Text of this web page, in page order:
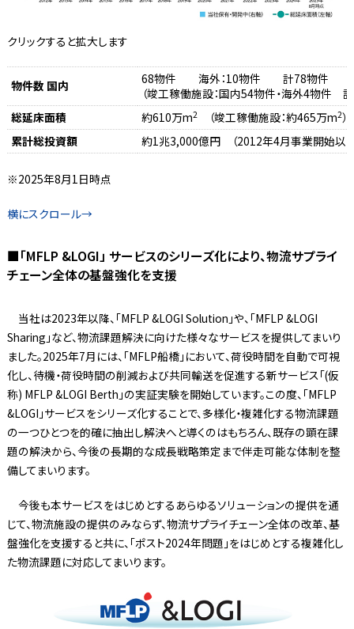
クリックすると拡大します
物件数 国内
68物件 海外：10物件 計78物件
（竣工稼働施設：国内54物件・海外4物件
総延床面積
約610万m2（竣工稼働施設：約465万m2）
累計総投資額
約1兆3,000億円 （2012年4月事業開始以
※2025年8月1日時点
■「MFLP &LOGI」 サービスのシリーズ化により、物流サプライ
チェーン全体の基盤強化を支援
当社は2023年以降、「MFLP &LOGI Solution」や、「MFLP &LOGI
Sharing」など、物流課題解決に向けた様々なサービスを提供してまいり
ました。2025年7月には、「MFLP船橋」において、荷役時間を自動で可視
化し、待機・荷役時間の削減および共同輸送を促進する新サービス「(仮
称) MFLP &LOGI Berth」の実証実験を開始しています。この度、「MFLP
&LOGI」サービスをシリーズ化することで、多様化・複雑化する物流課題
の一つひとつを的確に抽出し解決へと導くのはもちろん、既存の顕在課
題の解決から、今後の長期的な成長戦略策定まで伴走可能な体制を整
備してまいります。
今後も本サービスをはじめとするあらゆるソリューションの提供を通
じて、物流施設の提供のみならず、物流サプライチェーン全体の改革、基
盤強化を支援すると共に、「ポスト2024年問題」をはじめとする複雑化し
た物流課題に対応してまいります。